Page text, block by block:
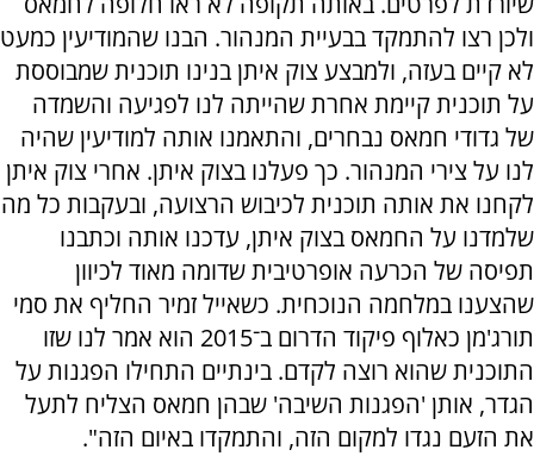
ולכן רצו להתמקד בבעיית המנהור. הבנו שהמודיעין כמעט
לא קיים בעזה, ולמבצע צוק איתן בנינו תוכנית שמבוססת
על תוכנית קיימת אחרת שהייתה לנו לפגיעה והשמדה
של גדודי חמאס נבחרים, והתאמנו אותה למודיעין שהיה
לנו על צירי המנהור. כך פעלנו בצוק איתן. אחרי צוק איתן
לקחנו את אותה תוכנית לכיבוש הרצועה, ובעקבות כל מה
שלמדנו על החמאס בצוק איתן, עדכנו אותה וכתבנו
תפיסה של הכרעה אופרטיבית שדומה מאוד לכיוון
שהצענו במלחמה הנוכחית. כשאייל זמיר החליף את סמי
תורג'מן כאלוף פיקוד הדרום ב־2015 הוא אמר לנו שזו
התוכנית שהוא רוצה לקדם. בינתיים התחילו הפגנות על
הגדר, אותן 'הפגנות השיבה' שבהן חמאס הצליח לתעל
את הזעם נגדו למקום הזה, והתמקדו באיום הזה".